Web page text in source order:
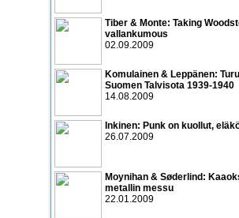
Tiber & Monte: Taking
vallankumous
02.09.2009
Komulainen & Leppänen:
Suomen Talvisota 1939-1940
14.08.2009
Inkinen: Punk on kuollut,
26.07.2009
Moynihan & Søderlind:
metallin messu
22.01.2009